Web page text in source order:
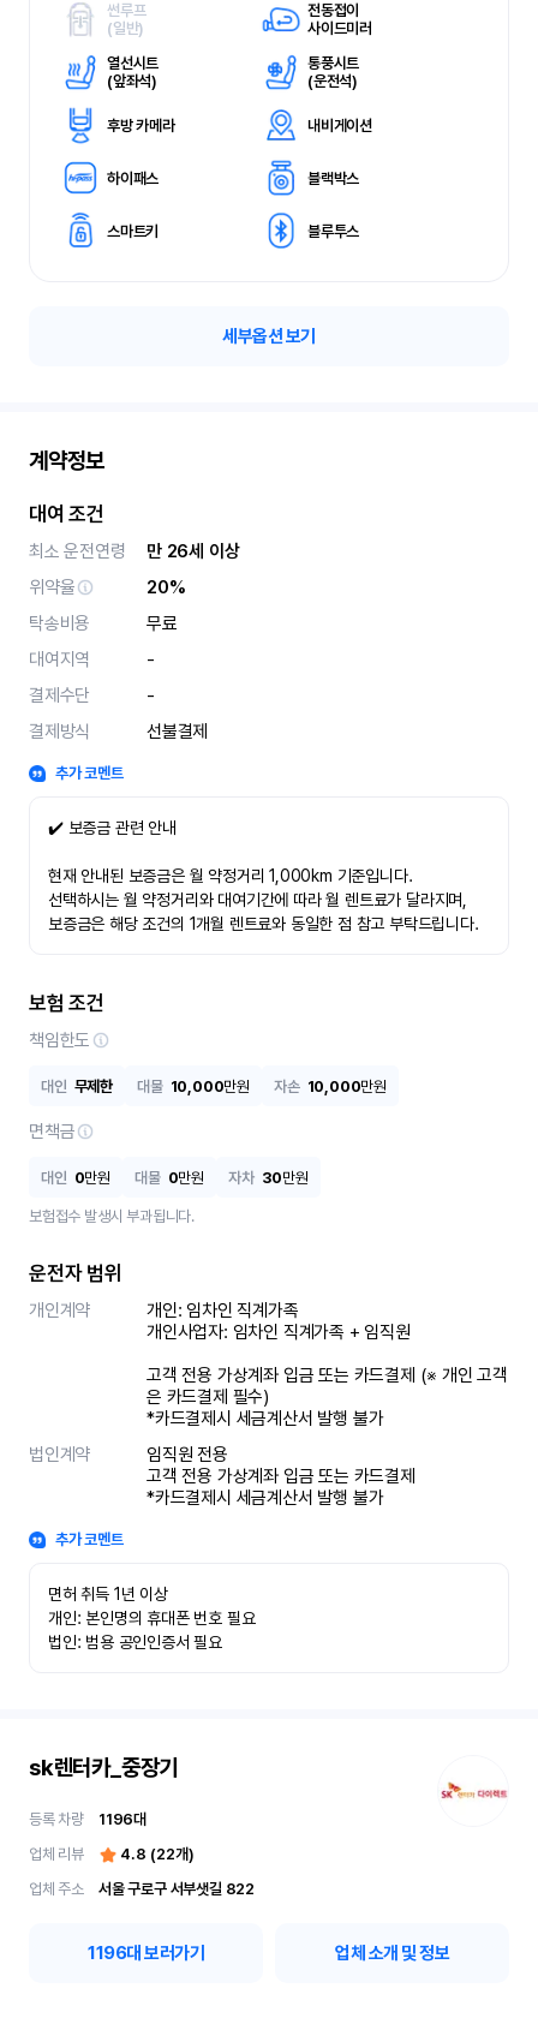
썬루프
(일반)
전동접이
사이드미러
열선시트
(앞좌석)
통풍시트
(운전석)
후방 카메라 내비게이션
하이패스 블랙박스
스마트키 블루투스
세부옵션 보기
계약정보
대여 조건
최소 운전연령
만 26세 이상
위약율
20%
탁송비용
무료
대여지역
-
결제수단
-
결제방식
선불결제
추가 코멘트
✔️ 보증금 관련 안내
현재 안내된 보증금은 월 약정거리 1,000km 기준입니다.
선택하시는 월 약정거리와 대여기간에 따라 월 렌트료가 달라지며,
보증금은 해당 조건의 1개월 렌트료와 동일한 점 참고 부탁드립니다.
보험 조건
책임한도
대인 무제한 대물 10,000만원 자손 10,000만원
면책금
대인 0만원 대물 0만원 자차 30만원
보험접수 발생시 부과됩니다.
운전자 범위
개인계약
개인: 임차인 직계가족
개인사업자: 임차인 직계가족 + 임직원
고객 전용 가상계좌 입금 또는 카드결제 (※ 개인 고객
은 카드결제 필수)
*카드결제시 세금계산서 발행 불가
법인계약
임직원 전용
고객 전용 가상계좌 입금 또는 카드결제
*카드결제시 세금계산서 발행 불가
추가 코멘트
면허 취득 1년 이상
개인: 본인명의 휴대폰 번호 필요
법인: 범용 공인인증서 필요
sk렌터카_중장기
등록 차량 1196대
업체 리뷰
4.8 (22개)
업체 주소
서울 구로구 서부샛길 822
1196대 보러가기 업체 소개 및 정보